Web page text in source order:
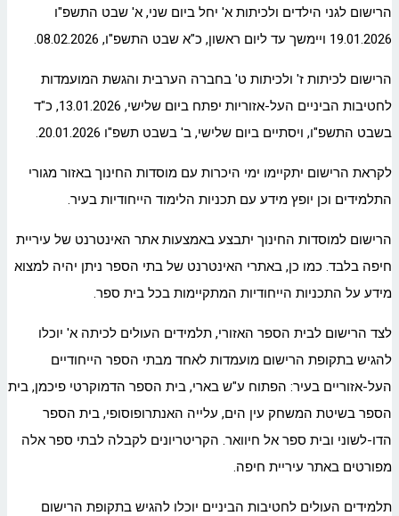
הרישום לגני הילדים ולכיתות א' יחל ביום שני, א' שבט התשפ"ו
19.01.2026 ויימשך עד ליום ראשון, כ"א שבט התשפ"ו, 08.02.2026.
הרישום לכיתות ז' ולכיתות ט' בחברה הערבית והגשת המועמדות
לחטיבות הביניים העל-אזוריות יפתח ביום שלישי, 13.01.2026, כ"ד
בשבט התשפ"ו, ויסתיים ביום שלישי, ב' בשבט תשפ"ו 20.01.2026.
לקראת הרישום יתקיימו ימי היכרות עם מוסדות החינוך באזור מגורי
התלמידים וכן יופץ מידע עם תכניות הלימוד הייחודיות בעיר.
הרישום למוסדות החינוך יתבצע באמצעות אתר האינטרנט של עיריית
חיפה בלבד. כמו כן, באתרי האינטרנט של בתי הספר ניתן יהיה למצוא
מידע על התכניות הייחודיות המתקיימות בכל בית ספר.
לצד הרישום לבית הספר האזורי, תלמידים העולים לכיתה א' יוכלו
להגיש בתקופת הרישום מועמדות לאחד מבתי הספר הייחודיים
העל-אזוריים בעיר: הפתוח ע"ש בארי, בית הספר הדמוקרטי פיכמן, בית
הספר בשיטת המשחק עין הים, עלייה האנתרופוסופי, בית הספר
הדו-לשוני ובית ספר אל חיוואר. הקריטריונים לקבלה לבתי ספר אלה
מפורטים באתר עיריית חיפה.
תלמידים העולים לחטיבות הביניים יוכלו להגיש בתקופת הרישום